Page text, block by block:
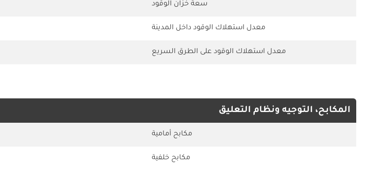
سعة خزان الوقود
معدل استهلاك الوقود داخل المدينة
معدل استهلاك الوقود على الطرق السريع
المكابح، التوجيه ونظام التعليق
مكابح أمامية
مكابح خلفية